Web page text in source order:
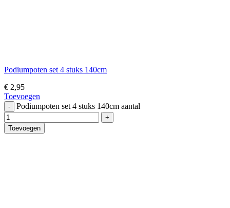
Podiumpoten set 4 stuks 140cm
€ 2,95
Toevoegen
Podiumpoten set 4 stuks 140cm aantal
Toevoegen